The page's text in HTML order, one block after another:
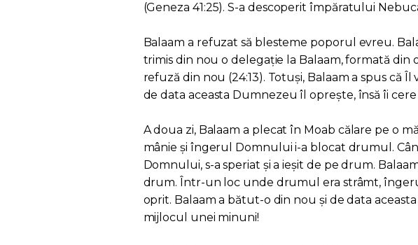
(Geneza 41:25). S-a descoperit împăratului
Balaam a refuzat să blesteme poporul evreu.
trimis din nou o delegație la Balaam, formată din
refuză din nou (24:13). Totuși, Balaam a spus că
de data aceasta Dumnezeu îl oprește, însă îi cere
A doua zi, Balaam a plecat în Moab călare pe o
mânie și îngerul Domnului i-a blocat drumul.
Domnului, s-a speriat și a ieșit de pe drum.
drum. Într-un loc unde drumul era strâmt,
oprit. Balaam a bătut-o din nou și de data
mijlocul unei minuni!